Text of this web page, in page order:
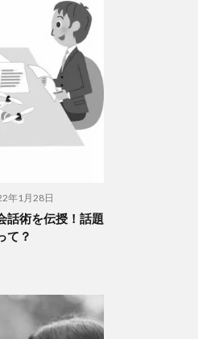
年1月28日
話術を伝授！話題
て？